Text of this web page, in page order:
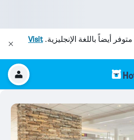
متوفر أيضاً باللغة الإنجليزية.Visit